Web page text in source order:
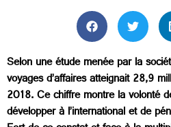
Selon une étude menée par la
voyages d’affaires atteignait 28,9
2018. Ce chiffre montre la volonté
développer à l’international et de